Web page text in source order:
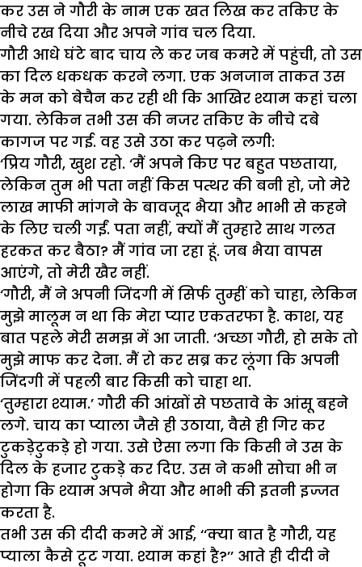
कर उस ने गौरी के नाम एक खत लिख कर तकिए के
नीचे रख दिया और अपने गांव चल दिया.
गौरी आधे घंटे बाद चाय ले कर जब कमरे में पहुंची, तो उस
का दिल धकधक करने लगा. एक अनजान ताकत उस
के मन को बेचैन कर रही थी कि आखिर श्याम कहां चला
गया. लेकिन तभी उस की नजर तकिए के नीचे दबे
कागज पर गई. वह उसे उठा कर पढ़ने लगी:
‘प्रिय गौरी, खुश रहो. ‘मैं अपने किए पर बहुत पछताया,
लेकिन तुम भी पता नहीं किस पत्थर की बनी हो, जो मेरे
लाख माफी मांगने के बावजूद भैया और भाभी से कहने
के लिए चली गईं. पता नहीं, क्यों मैं तुम्हारे साथ गलत
हरकत कर बैठा? मैं गांव जा रहा हूं. जब भैया वापस
आएंगे, तो मेरी खैर नहीं.
‘गौरी, मैं ने अपनी जिंदगी में सिर्फ तुम्हीं को चाहा, लेकिन
मुझे मालूम न था कि मेरा प्यार एकतरफा है. काश, यह
बात पहले मेरी समझ में आ जाती. ‘अच्छा गौरी, हो सके तो
मुझे माफ कर देना. मैं रो कर सब्र कर लूंगा कि अपनी
जिंदगी में पहली बार किसी को चाहा था.
‘तुम्हारा श्याम.’ गौरी की आंखों से पछतावे के आंसू बहने
लगे. चाय का प्याला जैसे ही उठाया, वैसे ही गिर कर
टुकड़ेटुकड़े हो गया. उसे ऐसा लगा कि किसी ने उस के
दिल के हजार टुकड़े कर दिए. उस ने कभी सोचा भी न
होगा कि श्याम अपने भैया और भाभी की इतनी इज्जत
करता है.
तभी उस की दीदी कमरे में आई, ‘‘क्या बात है गौरी, यह
प्याला कैसे टूट गया. श्याम कहां है?’’ आते ही दीदी ने